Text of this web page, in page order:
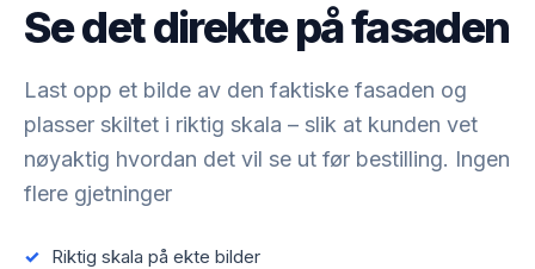
Se det direkte på fasaden
Last opp et bilde av den faktiske fasaden og
plasser skiltet i riktig skala – slik at kunden vet
nøyaktig hvordan det vil se ut før bestilling. Ingen
flere gjetninger
Riktig skala på ekte bilder